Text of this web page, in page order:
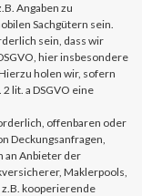
Angaben zu
Sachgütern sein.
sein, dass wir
hier insbesondere
holen wir, sofern
lit. a DSGVO eine
offenbaren oder
Deckungsanfragen,
an Anbieter der
Maklerpools,
kooperierende